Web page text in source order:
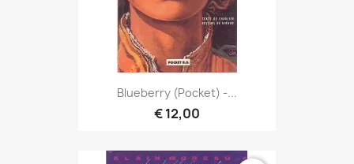
Blueberry (Pocket) -...
€ 12,00